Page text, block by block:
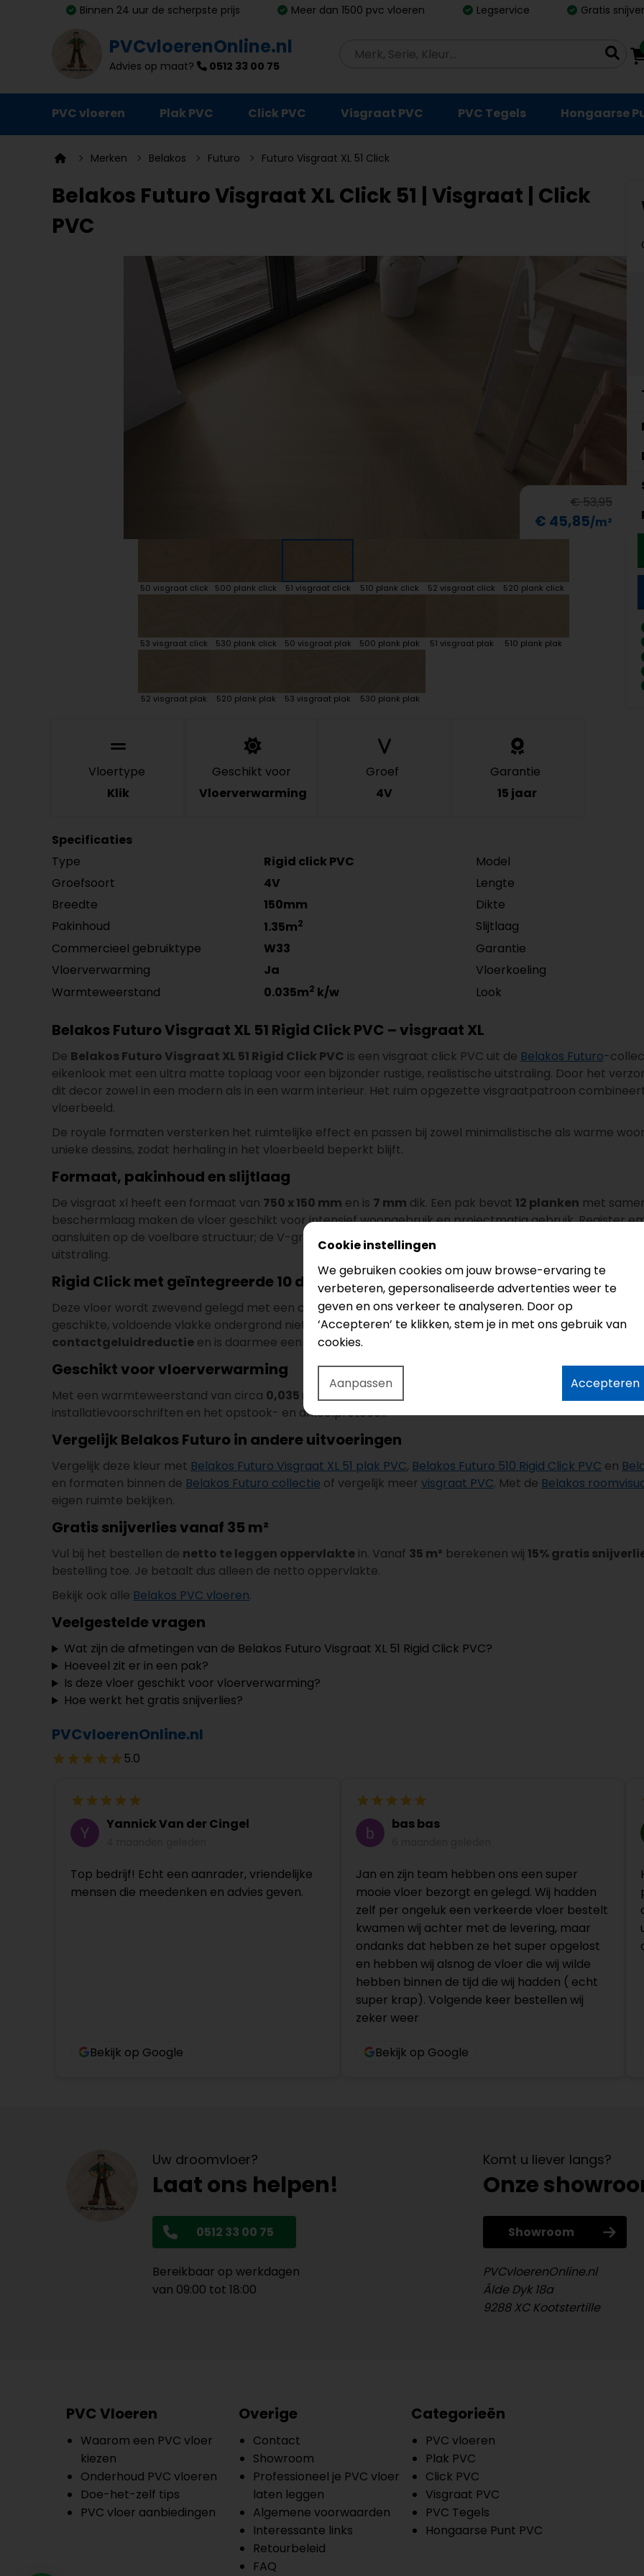
Binnen 24 uur de scherpste prijs Meer dan 1500 pvc vloeren Legservice Gratis
PVCvloerenOnline.nl
Advies op maat? 0512 33 00 75
PVC vloeren Plak PVC Click PVC Visgraat PVC PVC Tegels Hongaarse
Ondervloeren
Plinten
Lijm, primer en egalisatie
Schoonmaak en onderhoud
Merken Belakos Futuro Futuro Visgraat XL 51 Click
Belakos Futuro Visgraat XL Click 51 | Visgraat | Click
PVC
€ 53,95
€ 45,85
50 visgraat click 500 plank click 51 visgraat click 510 plank click 52 visgraat click 520 plank click
53 visgraat click 530 plank click 50 visgraat plak 500 plank plak 51 visgraat plak 510 plank plak
52 visgraat plak 520 plank plak 53 visgraat plak 530 plank plak
Vloertype
Klik
Geschikt voor
Vloerverwarming
Groef
4V
Garantie
15 jaar
Specificaties
Type
Rigid click PVC Model
Groefsoort
4V Lengte
Breedte
150mm Dikte
Pakinhoud
1.35m2 Slijtlaag
Commercieel gebruiktype
W33 Garantie
Vloerverwarming
Ja Vloerkoeling
Warmteweerstand
0.035m2 k/w Look
Belakos Futuro Visgraat XL 51 Rigid Click PVC – visgraat XL
De Belakos Futuro Visgraat XL 51 Rigid Click PVC is een visgraat click PVC uit de Belakos Futuro-
eikenlook met een ultra matte toplaag voor een bijzonder rustige, realistische uitstraling. Door het
dit decor zowel in een modern als in een warm interieur. Het ruim opgezette visgraatpatroon
vloerbeeld.
De royale formaten versterken het ruimtelijke effect en passen bij zowel minimalistische als warme
unieke dessins, zodat herhaling in het vloerbeeld beperkt blijft.
Formaat, pakinhoud en slijtlaag
De visgraat xl heeft een formaat van 750 x 150 mm en is 7 mm dik. Een pak bevat 12 planken met
beschermlaag maken de vloer geschikt voor intensief woongebruik en projectmatig gebruik. Register
aansluiten op de voelbare structuur; de V-groef benadrukt iedere plank of strook. De extra matte
uitstraling.
Rigid Click met geïntegreerde 10 dB onderlaag
Deze vloer wordt zwevend gelegd met een clicksysteem en heeft een geïntegreerde geluiddempende
geschikte, voldoende vlakke ondergrond niet nodig. De totale dikte bedraagt7 mm. De Belakos Rigid
contactgeluidreductie en is daarmee een interessante keuze voor appartementen; controleer altijd
Geschikt voor vloerverwarming
Met een warmteweerstand van circa 0,035 m² K/Wis deze click PVC vloer geschikt voor
installatievoorschriften en het opstook- en afkoelprotocol.
Vergelijk Belakos Futuro in andere uitvoeringen
Vergelijk deze kleur met Belakos Futuro Visgraat XL 51 plak PVC, Belakos Futuro 510 Rigid Click PVC en
en formaten binnen de Belakos Futuro collectie of vergelijk meer visgraat PVC. Met de Belakos
eigen ruimte bekijken.
Gratis snijverlies vanaf 35 m²
Vul bij het bestellen de netto te leggen oppervlakte in. Vanaf 35 m² berekenen wij 15% gratis
bestelling toe. Je betaalt dus alleen de netto oppervlakte.
Bekijk ook alle Belakos PVC vloeren.
Veelgestelde vragen
Wat zijn de afmetingen van de Belakos Futuro Visgraat XL 51 Rigid Click PVC?
Hoeveel zit er in een pak?
Is deze vloer geschikt voor vloerverwarming?
Hoe werkt het gratis snijverlies?
PVCvloerenOnline.nl
5.0
Yannick Van der Cingel
Top bedrijf! Echt een aanrader, vriendelijke
mensen die meedenken en advies geven.
Bekijk op Google
bas bas
Jan en zijn team hebben ons een super
mooie vloer bezorgt en gelegd. Wij hadden
zelf per ongeluk een verkeerde vloer bestelt
kwamen wij achter met de levering, maar
ondanks dat hebben ze het super opgelost
en hebben wij alsnog de vloer die wij wilde
hebben binnen de tijd die wij hadden ( echt
super krap). Volgende keer bestellen wij
zeker weer
Bekijk op Google
Cookie instellingen
We gebruiken cookies om jouw browse-ervaring te
verbeteren, gepersonaliseerde advertenties weer te
geven en ons verkeer te analyseren. Door op
‘Accepteren’ te klikken, stem je in met ons gebruik van
cookies.
Aanpassen Accepteren
Uw droomvloer?
Laat ons helpen!
0512 33 00 75
Bereikbaar op werkdagen
van 09:00 tot 18:00
Komt u liever langs?
Onze
Showroom
PVCvloerenOnline.nl
Âlde Dyk 18a
9288 XC Kootstertille
PVC Vloeren
Waarom een PVC vloer
kiezen
Onderhoud PVC vloeren
Doe-het-zelf tips
PVC vloer aanbiedingen
Overige
Contact
Showroom
Professioneel je PVC vloer
laten leggen
Algemene voorwaarden
Interessante links
Retourbeleid
FAQ
Categorieën
PVC vloeren
Plak PVC
Click PVC
Visgraat PVC
PVC Tegels
Hongaarse Punt PVC